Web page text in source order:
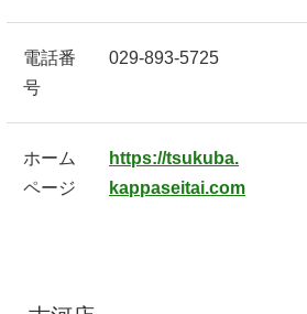
電話番
号
029-893-5725
ホーム
ページ
https://tsukuba.
kappaseitai.com